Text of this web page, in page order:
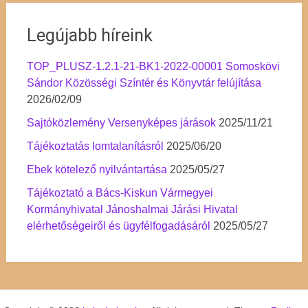
Legújabb híreink
TOP_PLUSZ-1.2.1-21-BK1-2022-00001 Somoskövi
Sándor Közösségi Színtér és Könyvtár felújítása
2026/02/09
Sajtóközlemény Versenyképes járások 2025/11/21
Tájékoztatás lomtalanításról 2025/06/20
Ebek kötelező nyilvántartása 2025/05/27
Tájékoztató a Bács-Kiskun Vármegyei
Kormányhivatal Jánoshalmai Járási Hivatal
elérhetőségeiről és ügyfélfogadásáról 2025/05/27